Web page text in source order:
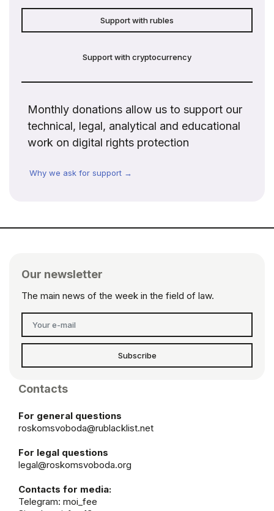
Support with rubles
Support with cryptocurrency
Monthly donations allow us to support our
technical, legal, analytical and educational
work on digital rights protection
Why we ask for support →
Our newsletter
The main news of the week in the field of law.
Subscribe
Contacts
For general questions
roskomsvoboda@rublacklist.net
For legal questions
legal@roskomsvoboda.org
Contacts for media:
Telegram: moi_fee